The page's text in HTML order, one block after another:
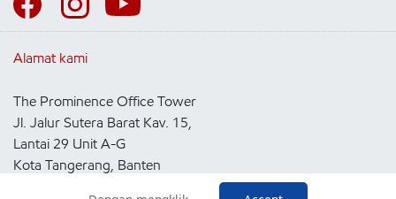
Alamat kami
The Prominence Office Tower
Jl. Jalur Sutera Barat Kav. 15,
Lantai 29 Unit A-G
Kota Tangerang, Banten